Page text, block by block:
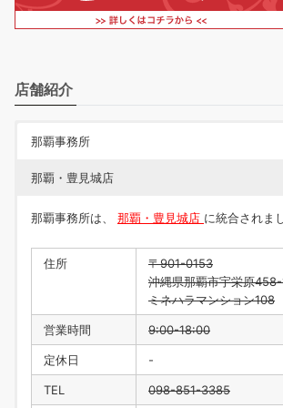
店舗紹介
那覇事務所
那覇・豊見城店
那覇事務所は、 那覇・豊見城店 に統合されま
住所
〒901-0153
沖縄県那覇市宇栄原
ミネハラマンション108
営業時間 9:00-18:00
定休日 -
TEL 098-851-3385